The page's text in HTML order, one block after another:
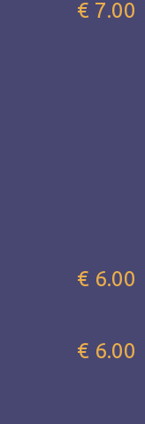
€ 7.00
€ 6.00
€ 6.00